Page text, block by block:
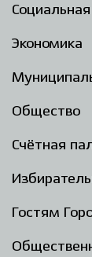
Экономика
Общество
Счётная
Гостям